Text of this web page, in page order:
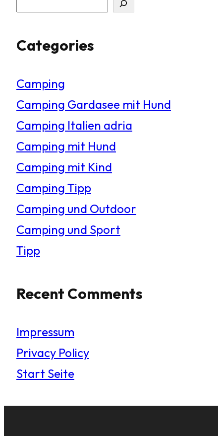
c
e
n
Categories
Camping
Camping Gardasee mit Hund
Camping Italien adria
Camping mit Hund
Camping mit Kind
Camping Tipp
Camping und Outdoor
Camping und Sport
Tipp
Recent Comments
Impressum
Privacy Policy
Start Seite